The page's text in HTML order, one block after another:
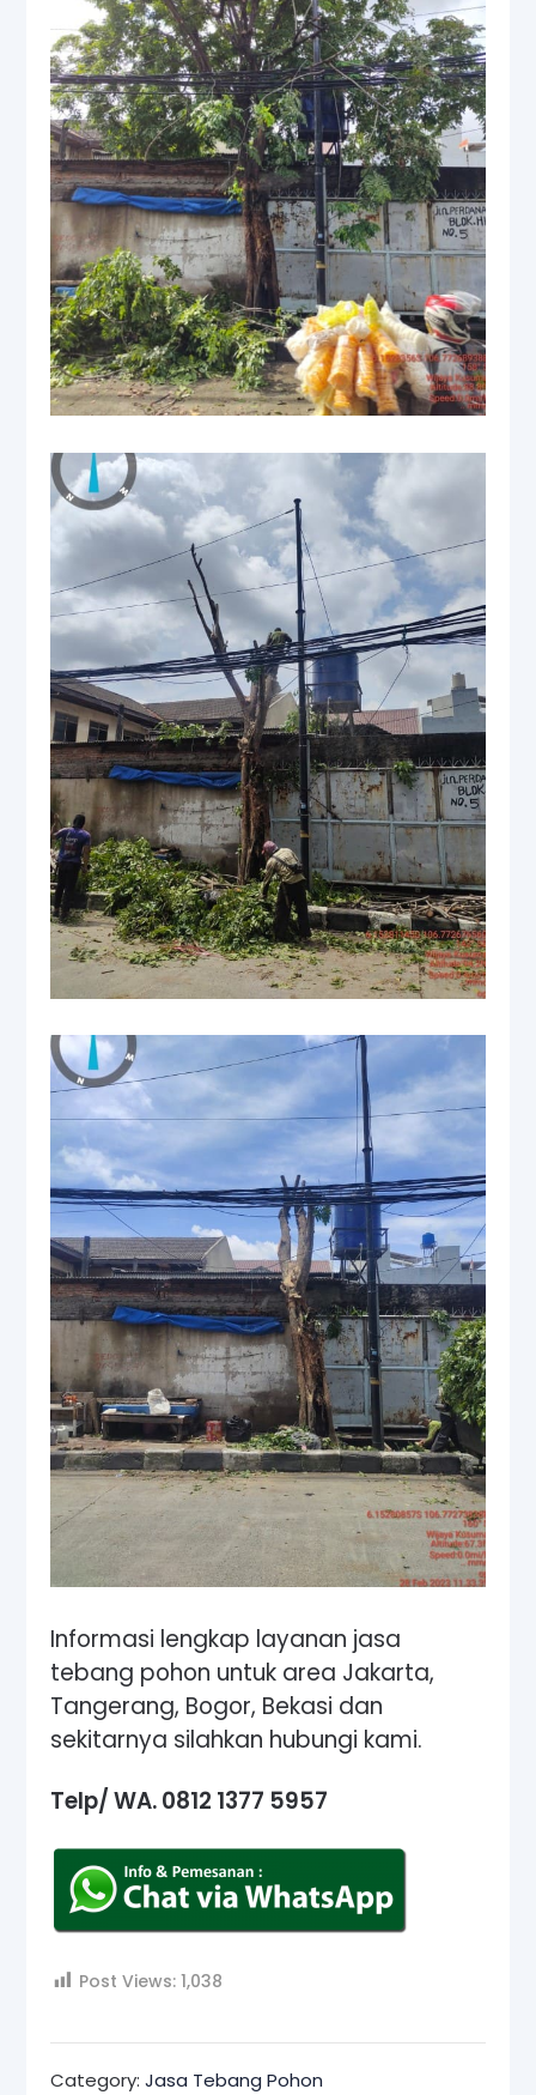
Informasi lengkap layanan jasa
tebang pohon untuk area Jakarta,
Tangerang, Bogor, Bekasi dan
sekitarnya silahkan hubungi kami.
Telp/ WA.0812 1377 5957
Post Views: 1,038
Category:Jasa Tebang Pohon